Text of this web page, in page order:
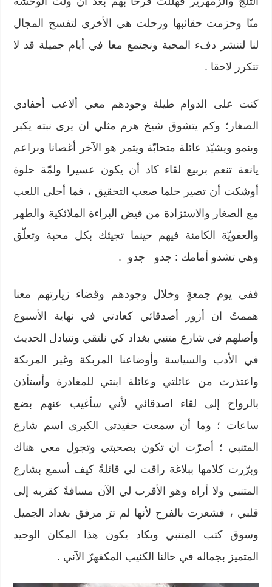
منّا وحزمت حقائبها ورحلت هي الأخرى لتفسح المجال
لنا لننشر دفء المحبة ونجتمع معا في أيام جميلة قد لا
تتكرر لاحقا .
كنت على الدوام طيلة وجودهم معي ألاعب أحفادي
الصغار؛ وكم يتشوق شيخ هرم مثلي ان يرى نبته يكبر
وينمو ويشيّد عائلة متحابّة ويثمر هو الآخر أغصانا وبراعم
يانعة تنعم بربيع لقاء كاد أن يكون عسيرا ولمّة حلوة
أوشكت أن تصير حلما صعب التحقيق ، فما أحلى اللعب
مع الصغار والاستزادة من فيض البراءة الملائكية والطهر
والعفويّة الكامنة فيهم حينما تجيئك بكل محبة وتعلّق
وهي تشدو أمامك : جدو جدو .
ففي يوم جمعةٍ وخلال وجودهم وقضاء زيارتهم معنا
هممتُ ان أزور أصدقائي كعادتي في نهاية الأسبوع
وأصلهم في شارع متنبي بغداد كي نلتقي ونتبادل الحديث
في الأدب والسياسة وأوضاعنا المربكة وغير المربكة
واعتذرت من عائلتي وعائلة ابنتي للمغادرة وأستأذن
بالرواح إلى لقاء اصدقائي لأني سأغيب عنهم بضع
ساعات ؛ وما أن سمعت حفيدتي الكبرى اسم شارع
المتنبي ؛ أصرّت ان تكون بصحبتي وتجول معي هناك
وبرّرت كلامها ببلاغة راقت لي قائلةً كيف أسمع بشارع
المتنبي ولا أراه وهو الأقرب لي الآن مسافةً كقربه إلى
قلبي ، فشعرت بالفرح لأنها لم ترَ مرفق بغداد الجميل
وسوق كتب المتنبي ويكاد يكون هذا المكان الوحيد
المتميز بجماله في حالنا الكئيب المكفهرّ الآني .